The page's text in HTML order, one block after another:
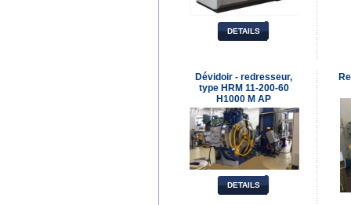
DETAILS
Dévidoir - redresseur,
type HRM 11-200-60
H1000 M AP
DETAILS